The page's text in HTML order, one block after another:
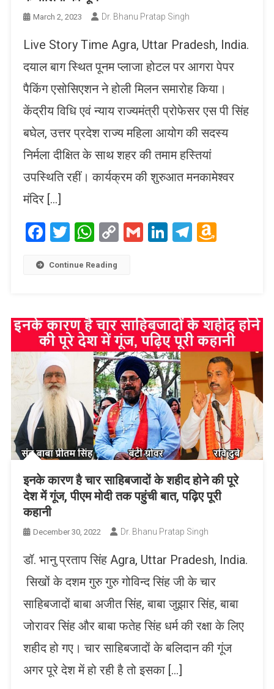
March 2, 2023 Dr. Bhanu Pratap Singh
Live Story Time Agra, Uttar Pradesh, India.
दयाल बाग स्थित पूनम प्लाजा होटल पर आगरा पेपर
पैकिंग एसोसिएशन ने होली मिलन समारोह किया।
केंद्रीय विधि एवं न्याय राज्यमंत्री प्रोफेसर एस पी सिंह
बघेल, उत्तर प्रदेश राज्य महिला आयोग की सदस्य
निर्मला दीक्षित के साथ शहर की तमाम हस्तियां
उपस्थिति रहीं। कार्यक्रम की शुरुआत मनकामेश्वर
मंदिर […]
Facebook
Twitter
WhatsApp
CopyGmailLinkedIn
Telegram
Continue Reading
इनके कारण है चार साहिबजादों के शहीद होने की पूरे
देश में गूंज, पीएम मोदी तक पहुंची बात, पढ़िए पूरी
कहानी
December 30, 2022 Dr. Bhanu Pratap Singh
डॉ. भानु प्रताप सिंह Agra, Uttar Pradesh, India.
सिखों के दशम गुरु गुरु गोविन्द सिंह जी के चार
साहिबजादों बाबा अजीत सिंह, बाबा जुझार सिंह, बाबा
जोरावर सिंह और बाबा फतेह सिंह धर्म की रक्षा के लिए
शहीद हो गए। चार साहिबजादों के बलिदान की गूंज
अगर पूरे देश में हो रही है तो इसका […]